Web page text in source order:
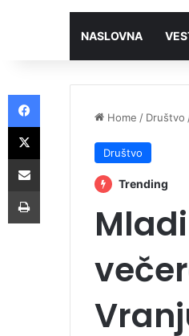
NASLOVNA
Home / Društvo
Društvo
Trending
Facebook
X
Share via Email